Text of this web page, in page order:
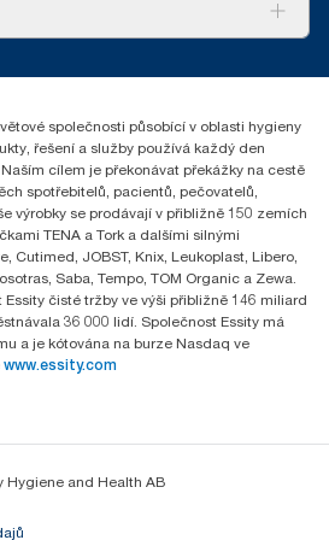
100/94
společnosti působící v oblasti hygieny
řešení a služby používá každý den
cílem je překonávat překážky na cestě
spotřebitelů, pacientů, pečovatelů,
výrobky se prodávají v přibližně 150 zemích
TENA a Tork a dalšími silnými
Cutimed, JOBST, Knix, Leukoplast, Libero,
Saba, Tempo, TOM Organic a Zewa.
čisté tržby ve výši přibližně 146 miliard
36 000 lidí. Společnost Essity má
a je kótována na burze Nasdaq ve
www.essity.com
Hygiene and Health AB